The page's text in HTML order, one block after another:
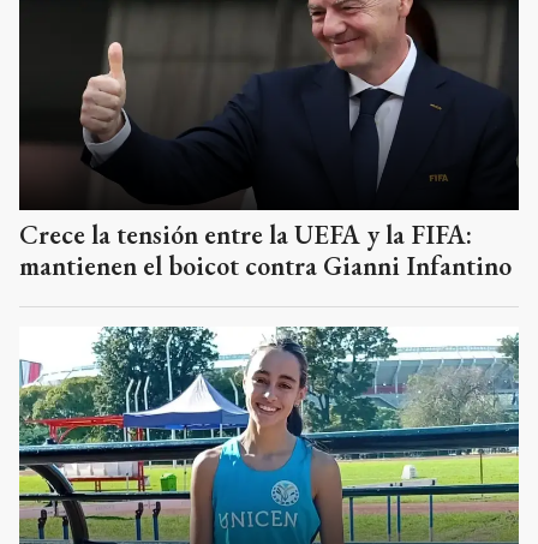
Crece la tensión entre la UEFA y la FIFA:
mantienen el boicot contra Gianni Infantino